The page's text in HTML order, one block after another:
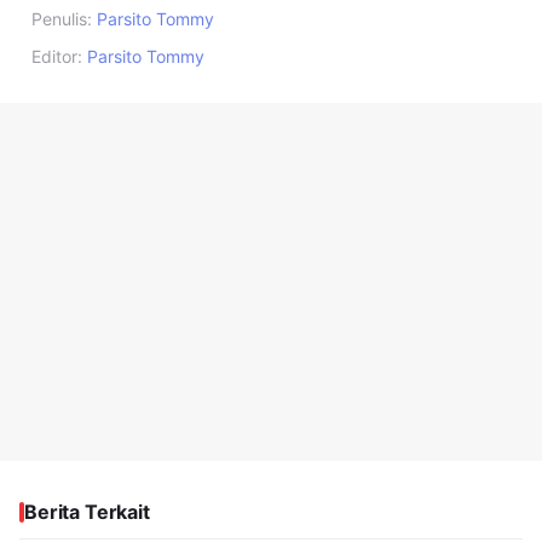
Penulis: Parsito Tommy
Editor: Parsito Tommy
Berita Terkait